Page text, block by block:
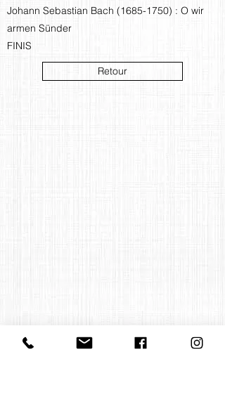
Johann Sebastian Bach (1685-1750) : O wir
armen Sünder
FINIS
Retour